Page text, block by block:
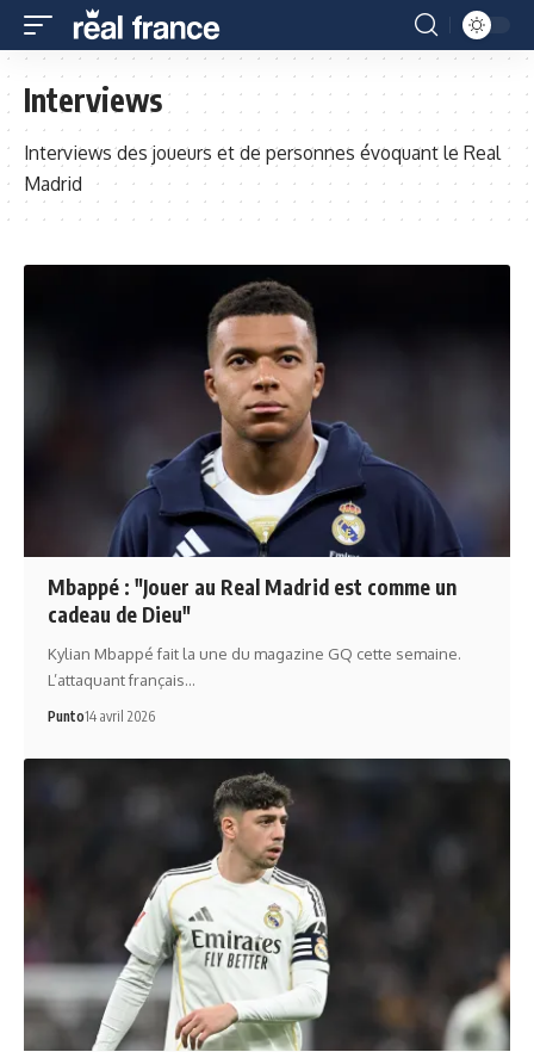
Interviews
Interviews des joueurs et de personnes évoquant le Real
Madrid
Mbappé : "Jouer au Real Madrid est comme un
cadeau de Dieu"
Kylian Mbappé fait la une du magazine GQ cette semaine.
L’attaquant français…
Punto14 avril 2026